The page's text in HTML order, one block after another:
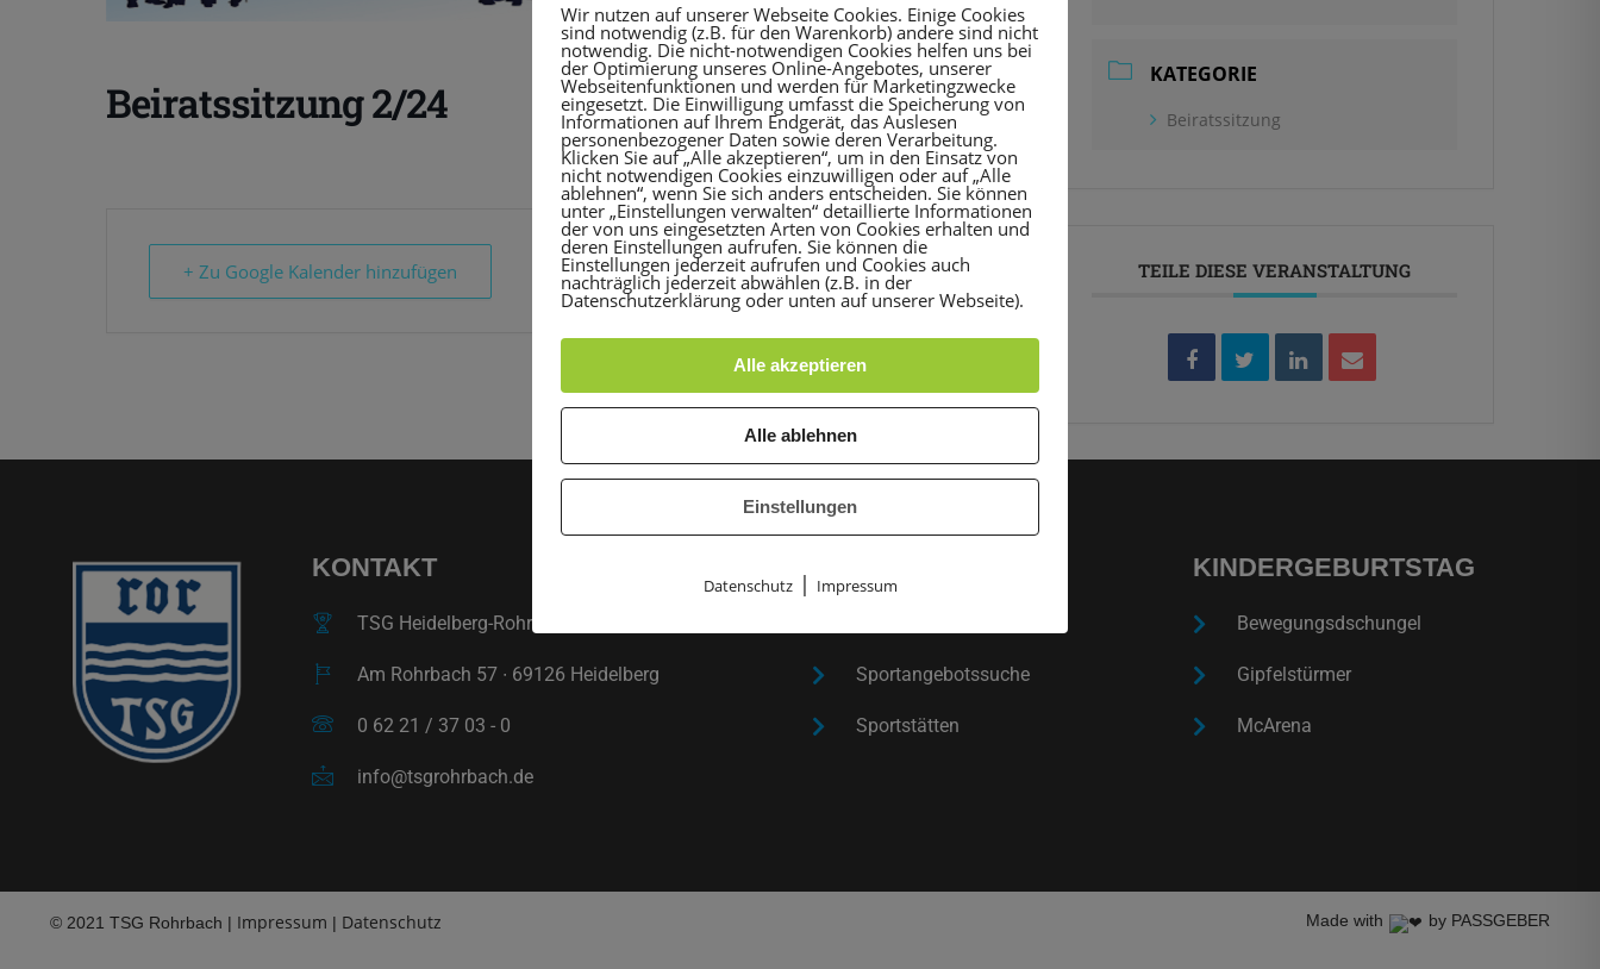
Beiratssitzung 2/24
+ Zu Google Kalender hinzufügen + iCal / Outlook export
KATEGORIE
Beiratssitzung
TEILE DIESE VERANSTALTUNG
KONTAKT
TSG Heidelberg-Rohrbach e. V.
Am Rohrbach 57 ∙ 69126 Heidelberg
0 62 21 / 37 03 - 0
info@tsgrohrbach.de
Sportangebotssuche
Sportstätten
KINDERGEBURTSTAG
Bewegungsdschungel
Gipfelstürmer
McArena
© 2021 TSG Rohrbach | Impressum | Datenschutz Made with by PASSGEBER
Wir nutzen auf unserer Webseite Cookies. Einige Cookies
sind notwendig (z.B. für den Warenkorb) andere sind nicht
notwendig. Die nicht-notwendigen Cookies helfen uns bei
der Optimierung unseres Online-Angebotes, unserer
Webseitenfunktionen und werden für Marketingzwecke
eingesetzt. Die Einwilligung umfasst die Speicherung von
Informationen auf Ihrem Endgerät, das Auslesen
personenbezogener Daten sowie deren Verarbeitung.
Klicken Sie auf „Alle akzeptieren“, um in den Einsatz von
nicht notwendigen Cookies einzuwilligen oder auf „Alle
ablehnen“, wenn Sie sich anders entscheiden. Sie können
unter „Einstellungen verwalten“ detaillierte Informationen
der von uns eingesetzten Arten von Cookies erhalten und
deren Einstellungen aufrufen. Sie können die
Einstellungen jederzeit aufrufen und Cookies auch
nachträglich jederzeit abwählen (z.B. in der
Datenschutzerklärung oder unten auf unserer Webseite).
Alle akzeptieren
Alle ablehnen
Einstellungen
Datenschutz| Impressum